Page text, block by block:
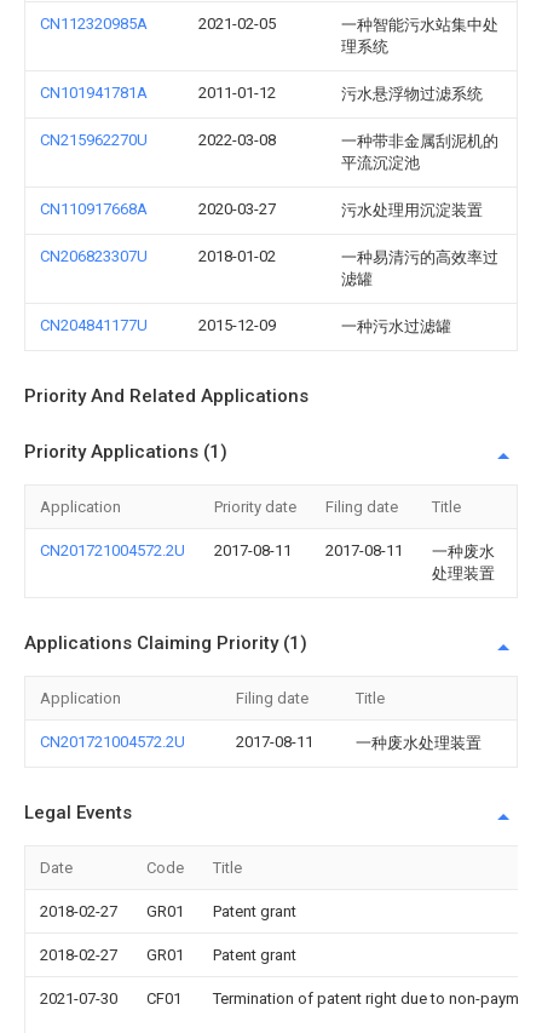
CN112320985A 2021-02-05
一种智能污水站集中处
理系统
CN101941781A 2011-01-12 污水悬浮物过滤系统
CN215962270U 2022-03-08
一种带非金属刮泥机的
平流沉淀池
CN110917668A 2020-03-27 污水处理用沉淀装置
CN206823307U 2018-01-02
一种易清污的高效率过
滤罐
CN204841177U 2015-12-09 一种污水过滤罐
Priority And Related Applications
Priority Applications (1)
Application Priority date Filing date Title
CN201721004572.2U 2017-08-11 2017-08-11
一种废水
处理装置
Applications Claiming Priority (1)
Application Filing date Title
CN201721004572.2U 2017-08-11 一种废水处理装置
Legal Events
Date Code Title
2018-02-27 GR01 Patent grant
2018-02-27 GR01 Patent grant
2021-07-30 CF01 Termination of patent right due to non-